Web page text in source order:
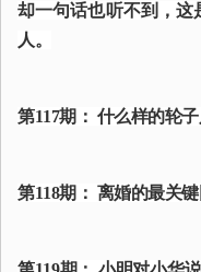
却一句话也听不到，这
人。
第117期： 什么样的轮
第118期： 离婚的最关